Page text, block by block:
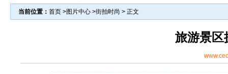
当前位置： 首页 >图片中心 >街拍时尚 > 正文
旅游景区